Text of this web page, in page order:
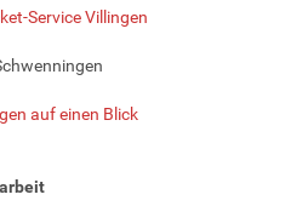
Service Villingen
auf einen Blick